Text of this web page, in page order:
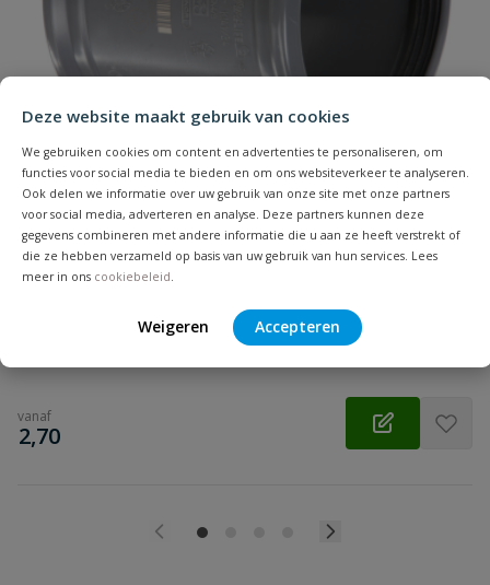
Deze website maakt gebruik van cookies
We gebruiken cookies om content en advertenties te personaliseren, om
functies voor social media te bieden en om ons websiteverkeer te analyseren.
Ook delen we informatie over uw gebruik van onze site met onze partners
voor social media, adverteren en analyse. Deze partners kunnen deze
gegevens combineren met andere informatie die u aan ze heeft verstrekt of
die ze hebben verzameld op basis van uw gebruik van hun services. Lees
meer in ons cookiebeleid
Weigeren Accepteren
Samenvatting
Beoordeling versturen
PVC overschuifmof
Zonder stootrand | Diameter: 32 t/m 500 mm | Aansluiting:
vanaf
€
2,70